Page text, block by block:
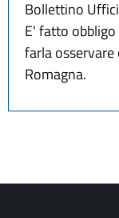
Bollettino
E' fatto
farla osservare
Romagna.